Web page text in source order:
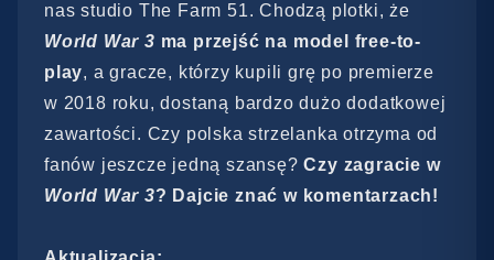
nas studio The Farm 51. Chodzą plotki, że
World War 3 ma przejść na model free-to-
play, a gracze, którzy kupili grę po premierze
w 2018 roku, dostaną bardzo dużo dodatkowej
zawartości. Czy polska strzelanka otrzyma od
fanów jeszcze jedną szansę?Czy zagracie w
World War 3? Dajcie znać w komentarzach!